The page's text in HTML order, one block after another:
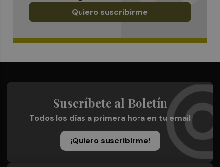
Quiero suscribirme
Suscríbete al Boletín
Todos los días a primera hora en tu email
¡Quiero suscribirme!